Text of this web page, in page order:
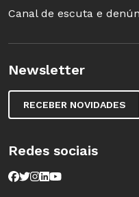
Canal de escuta e
Newsletter
RECEBER NOVIDADES
Redes sociais